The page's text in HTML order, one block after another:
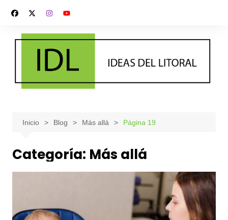
contenido
Inicio Blog Más allá Página 19
Categoría: Más allá